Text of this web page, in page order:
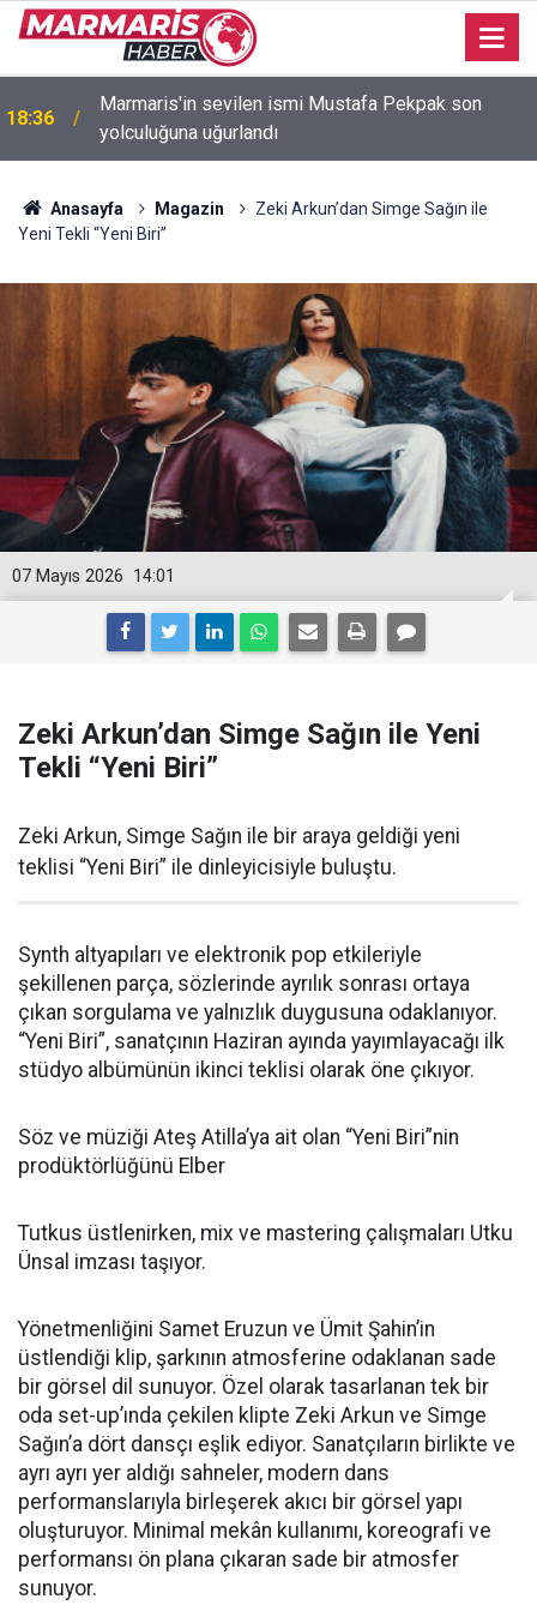
18:36
Marmaris'in sevilen ismi Mustafa Pekpak son
yolculuğuna uğurlandı
Anasayfa Magazin
Zeki Arkun’dan Simge Sağın ile
Yeni Tekli “Yeni Biri”
14:01
07 Mayıs 2026
Zeki Arkun’dan Simge Sağın ile Yeni
Tekli “Yeni Biri”
Zeki Arkun, Simge Sağın ile bir araya geldiği yeni
teklisi “Yeni Biri” ile dinleyicisiyle buluştu.
Synth altyapıları ve elektronik pop etkileriyle
şekillenen parça, sözlerinde ayrılık sonrası ortaya
çıkan sorgulama ve yalnızlık duygusuna odaklanıyor.
“Yeni Biri”, sanatçının Haziran ayında yayımlayacağı ilk
stüdyo albümünün ikinci teklisi olarak öne çıkıyor.
Söz ve müziği Ateş Atilla’ya ait olan “Yeni Biri”nin
prodüktörlüğünü Elber
Tutkus üstlenirken, mix ve mastering çalışmaları Utku
Ünsal imzası taşıyor.
Yönetmenliğini Samet Eruzun ve Ümit Şahin’in
üstlendiği klip, şarkının atmosferine odaklanan sade
bir görsel dil sunuyor. Özel olarak tasarlanan tek bir
oda set-up’ında çekilen klipte Zeki Arkun ve Simge
Sağın’a dört dansçı eşlik ediyor. Sanatçıların birlikte ve
ayrı ayrı yer aldığı sahneler, modern dans
performanslarıyla birleşerek akıcı bir görsel yapı
oluşturuyor. Minimal mekân kullanımı, koreografi ve
performansı ön plana çıkaran sade bir atmosfer
sunuyor.